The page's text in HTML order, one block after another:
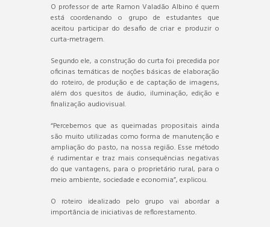
O professor de arte Ramon Valadão Albino é quem
está coordenando o grupo de estudantes que
aceitou participar do desafio de criar e produzir o
curta-metragem.
Segundo ele, a construção do curta foi precedida por
oficinas temáticas de noções básicas de elaboração
do roteiro, de produção e de captação de imagens,
além dos quesitos de áudio, iluminação, edição e
finalização audiovisual.
“Percebemos que as queimadas propositais ainda
são muito utilizadas como forma de manutenção e
ampliação do pasto, na nossa região. Esse método
é rudimentar e traz mais consequências negativas
do que vantagens, para o proprietário rural, para o
meio ambiente, sociedade e economia”, explicou.
O roteiro idealizado pelo grupo vai abordar a
importância de iniciativas de reflorestamento.